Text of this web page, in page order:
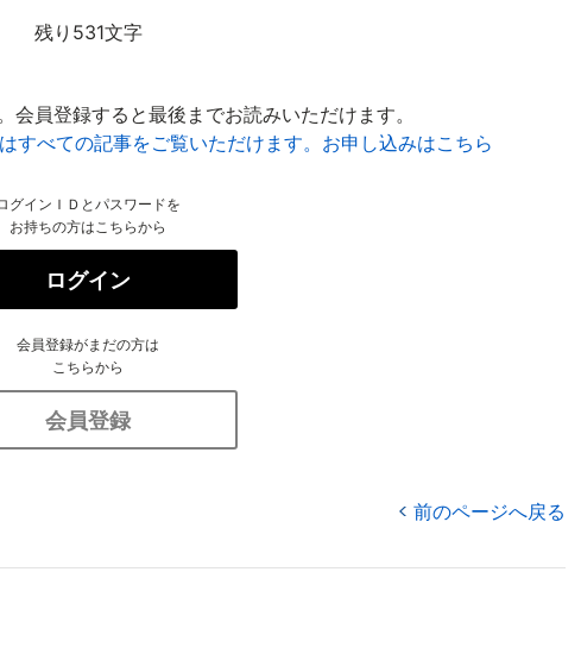
残り531文字
会員登録すると最後までお読みいただけます。
すべての記事をご覧いただけます。お申し込みはこちら
グインＩＤとパスワードを
お持ちの方はこちらから
ログイン
会員登録がまだの方は
こちらから
会員登録
前のページへ戻る